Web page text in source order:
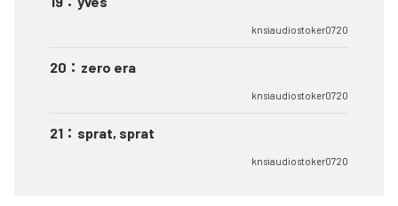
knsiaudiostoker0720
20 ： zero era
knsiaudiostoker0720
21 ： sprat, sprat
knsiaudiostoker0720